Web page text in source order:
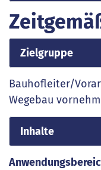
Zielgruppe
Bauhofleiter/
Wegebau
Inhalte